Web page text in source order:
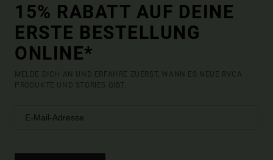
15% RABATT AUF DEINE
ERSTE BESTELLUNG
ONLINE*
MELDE DICH AN UND ERFAHRE ZUERST, WANN ES NEUE RVCA
PRODUKTE UND STORIES GIBT.